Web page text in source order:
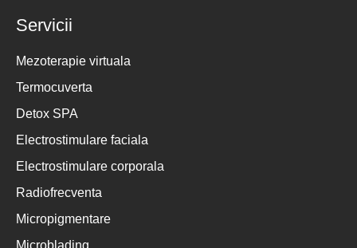
Servicii
Mezoterapie virtuala
Termocuverta
Detox SPA
Electrostimulare faciala
Electrostimulare corporala
Radiofrecventa
Micropigmentare